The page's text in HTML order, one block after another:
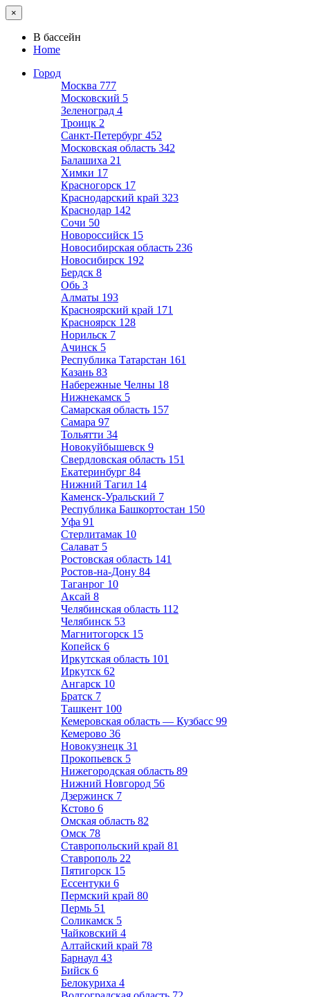
×
В бассейн
Home
Город
Москва 777
Московский 5
Зеленоград 4
Троицк 2
Санкт-Петербург 452
Московская область 342
Балашиха 21
Химки 17
Красногорск 17
Краснодарский край 323
Краснодар 142
Сочи 50
Новороссийск 15
Новосибирская область 236
Новосибирск 192
Бердск 8
Обь 3
Алматы 193
Красноярский край 171
Красноярск 128
Норильск 7
Ачинск 5
Республика Татарстан 161
Казань 83
Набережные Челны 18
Нижнекамск 5
Самарская область 157
Самара 97
Тольятти 34
Новокуйбышевск 9
Свердловская область 151
Екатеринбург 84
Нижний Тагил 14
Каменск-Уральский 7
Республика Башкортостан 150
Уфа 91
Стерлитамак 10
Салават 5
Ростовская область 141
Ростов-на-Дону 84
Таганрог 10
Аксай 8
Челябинская область 112
Челябинск 53
Магнитогорск 15
Копейск 6
Иркутская область 101
Иркутск 62
Ангарск 10
Братск 7
Ташкент 100
Кемеровская область — Кузбасс 99
Кемерово 36
Новокузнецк 31
Прокопьевск 5
Нижегородская область 89
Нижний Новгород 56
Дзержинск 7
Кстово 6
Омская область 82
Омск 78
Ставропольский край 81
Ставрополь 22
Пятигорск 15
Ессентуки 6
Пермский край 80
Пермь 51
Соликамск 5
Чайковский 4
Алтайский край 78
Барнаул 43
Бийск 6
Белокуриха 4